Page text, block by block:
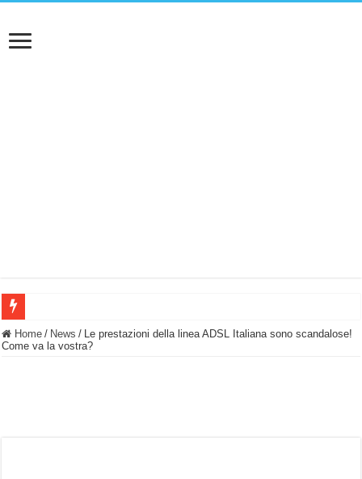
BASTA FATICARE! Questo robot tagliaerba lo appoggi e fa tutto lui! (Senza
Home / News / Le prestazioni della linea ADSL Italiana sono scandalose!
Come va la vostra?